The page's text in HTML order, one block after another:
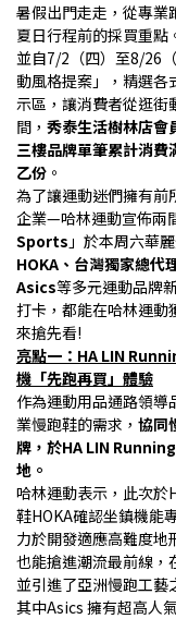
暑假出門走走，從專業
夏日行程前的採買重點
並自7/2（四）至8/26
動風格提案」，精選各
示區，讓消費者從逛街
間， 秀泰生活樹林店會
三樓品牌單筆累計消費
乙份 。
為了讓運動迷們擁有前
企業—哈林運動宣佈兩
Sports 」於本周六華麗
HOKA、台灣獨家總代
Asics等多元運動品牌
打卡，都能在哈林運動
來搶先看!
亮點一：HA LIN
機「先跑再買」體驗
作為運動用品通路領
業慢跑鞋的需求， 協同
牌，於HA LIN
地。
哈林運動表示，此次
鞋HOKA確認坐鎮機能
力於開發適應高難度
也能搶進潮流最前線，
並引進了亞洲慢跑工藝
其中Asics 擁有超高人